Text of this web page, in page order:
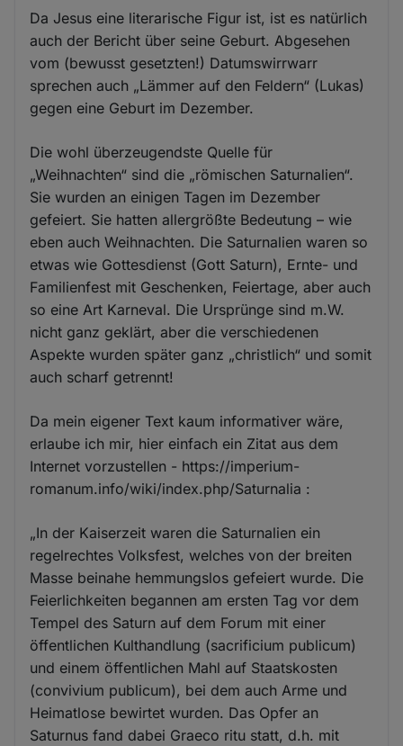
Da Jesus eine literarische Figur ist, ist es natürlich
auch der Bericht über seine Geburt. Abgesehen
vom (bewusst gesetzten!) Datumswirrwarr
sprechen auch „Lämmer auf den Feldern“ (Lukas)
gegen eine Geburt im Dezember.
Die wohl überzeugendste Quelle für
„Weihnachten“ sind die „römischen Saturnalien“.
Sie wurden an einigen Tagen im Dezember
gefeiert. Sie hatten allergrößte Bedeutung – wie
eben auch Weihnachten. Die Saturnalien waren so
etwas wie Gottesdienst (Gott Saturn), Ernte- und
Familienfest mit Geschenken, Feiertage, aber auch
so eine Art Karneval. Die Ursprünge sind m.W.
nicht ganz geklärt, aber die verschiedenen
Aspekte wurden später ganz „christlich“ und somit
auch scharf getrennt!
Da mein eigener Text kaum informativer wäre,
erlaube ich mir, hier einfach ein Zitat aus dem
Internet vorzustellen - https://imperium-
romanum.info/wiki/index.php/Saturnalia :
„In der Kaiserzeit waren die Saturnalien ein
regelrechtes Volksfest, welches von der breiten
Masse beinahe hemmungslos gefeiert wurde. Die
Feierlichkeiten begannen am ersten Tag vor dem
Tempel des Saturn auf dem Forum mit einer
öffentlichen Kulthandlung (sacrificium publicum)
und einem öffentlichen Mahl auf Staatskosten
(convivium publicum), bei dem auch Arme und
Heimatlose bewirtet wurden. Das Opfer an
Saturnus fand dabei Graeco ritu statt, d.h. mit